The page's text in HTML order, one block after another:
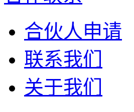
合伙人申请
联系我们
关于我们